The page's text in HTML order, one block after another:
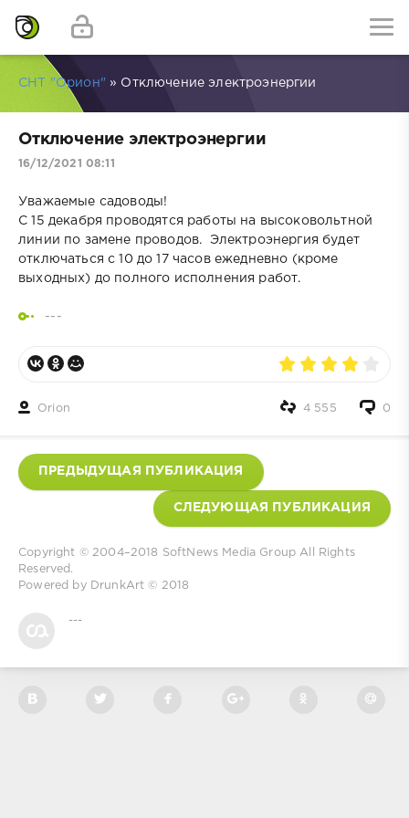
СНТ "Орион" » Отключение электроэнергии
Отключение электроэнергии
16/12/2021 08:11
Уважаемые садоводы!
С 15 декабря проводятся работы на высоковольтной
линии по замене проводов. Электроэнергия будет
отключаться с 10 до 17 часов ежедневно (кроме
выходных) до полного исполнения работ.
---
Orion 0
4 555
ПРЕДЫДУЩАЯ ПУБЛИКАЦИЯ
СЛЕДУЮЩАЯ ПУБЛИКАЦИЯ
Copyright © 2004–2018 SoftNews Media Group All Rights
Reserved.
Powered by
DrunkArt © 2018
---